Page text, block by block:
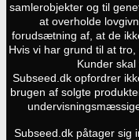
samlerobjekter og til
at overholde
forudsætning af, at de
Hvis vi har grund til at
Kunder
Subseed.dk opfordrer
brugen af solgte
Subseed.dk påtager sig